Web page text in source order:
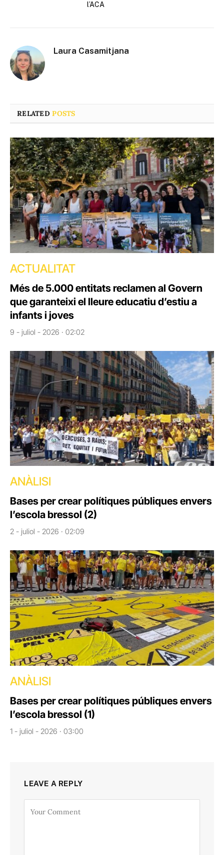
l’ACA
Laura Casamitjana
RELATEDPOSTS
ACTUALITAT
Més de 5.000 entitats reclamen al Govern
que garanteixi el lleure educatiu d’estiu a
infants i joves
9 - juliol - 2026 · 02:02
ANÀLISI
Bases per crear polítiques públiques envers
l’escola bressol (2)
2 - juliol - 2026 · 02:09
ANÀLISI
Bases per crear polítiques públiques envers
l’escola bressol (1)
1 - juliol - 2026 · 03:00
LEAVE A REPLY